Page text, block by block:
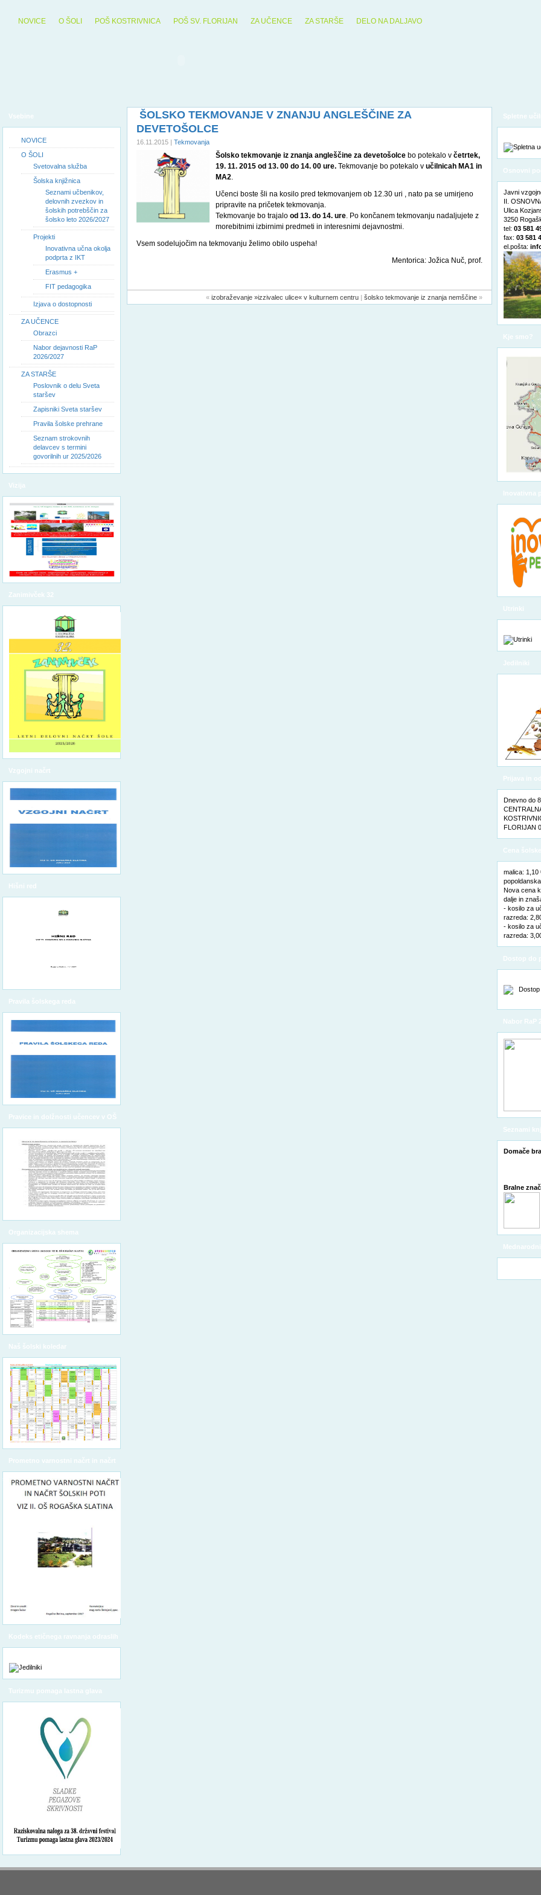
NOVICE O ŠOLI POŠ KOSTRIVNICA POŠ SV. FLORIJAN ZA UČENCE ZA STARŠE DELO NA DALJAVO
Vsebine
NOVICE
O ŠOLI
Svetovalna služba
Šolska knjižnica
Seznami učbenikov,
delovnih zvezkov in
šolskih potrebščin za
šolsko leto 2026/2027
Projekti
Inovativna učna okolja
podprta z IKT
Erasmus +
FIT pedagogika
Izjava o dostopnosti
ZA UČENCE
Obrazci
Nabor dejavnosti RaP
2026/2027
ZA STARŠE
Poslovnik o delu Sveta
staršev
Zapisniki Sveta staršev
Pravila šolske prehrane
Seznam strokovnih
delavcev s termini
govorilnih ur 2025/2026
Vizija
Zanimivček 32
Vzgojni načrt
Hišni red
Pravila šolskega reda
Pravice in dolžnosti učencev v OŠ
Organizacijska shema
Naš šolski koledar
Prometno varnostni načrt in načrt
šolskih poti
Kodeks etičnega ravnanja odraslih
Turizmu pomaga lastna glava
ŠOLSKO TEKMOVANJE V ZNANJU ANGLEŠČINE ZA
DEVETOŠOLCE
16.11.2015 | Tekmovanja
Šolsko tekmovanje iz znanja angleščine za devetošolce bo potekalo v četrtek,
19. 11. 2015 od 13. 00 do 14. 00 ure. Tekmovanje bo potekalo v učilnicah MA1 in
MA2.
Učenci boste šli na kosilo pred tekmovanjem ob 12.30 uri , nato pa se umirjeno
pripravite na pričetek tekmovanja.
Tekmovanje bo trajalo od 13. do 14. ure. Po končanem tekmovanju nadaljujete z
morebitnimi izbirnimi predmeti in interesnimi dejavnostmi.
Vsem sodelujočim na tekmovanju želimo obilo uspeha!
Mentorica: Jožica Nuč, prof.
« izobraževanje »izzivalec ulice« v kulturnem centru| šolsko tekmovanje iz znanja nemščine»
Spletne
Osnovni
Javni
II.
Ulica
3250
tel: 03 581
fax: 03 581
el.pošta:
Kje smo?
Inovativna
Utrinki
Jedilniki
Prijava in
Dnevno do
FLORIJAN
Cena
malica: 1,10
Nova cena
dalje in
- kosilo za
razreda:
- kosilo za
razreda:
Dostop do
Nabor RaP
Seznami
Domače
Bralne